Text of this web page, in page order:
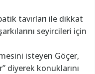
tavırları ile dikkat
seyircileri için
isteyen Göçer,
diyerek konuklarını